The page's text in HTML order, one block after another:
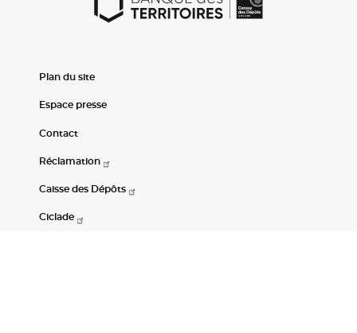
Plan du site
Espace presse
Contact
Réclamation
Caisse des Dépôts
Ciclade